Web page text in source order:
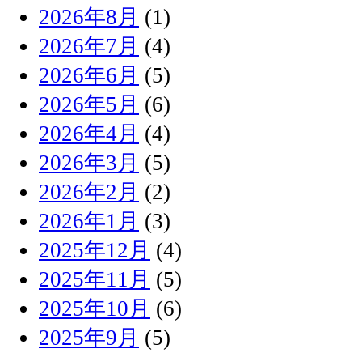
2026年8月 (1)
2026年7月 (4)
2026年6月 (5)
2026年5月 (6)
2026年4月 (4)
2026年3月 (5)
2026年2月 (2)
2026年1月 (3)
2025年12月 (4)
2025年11月 (5)
2025年10月 (6)
2025年9月 (5)